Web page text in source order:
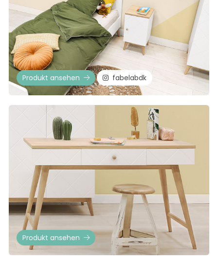
Produkt ansehen fabelabdk
Produkt ansehen